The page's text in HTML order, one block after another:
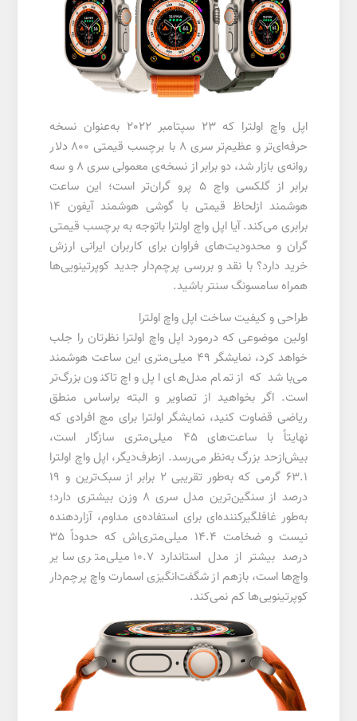
اپل واچ اولترا که 23 سپتامبر 2022 به‌عنوان نسخه
حرفه‌ای‌تر و عظیم‌تر سری 8 با برچسب قیمتی 800 دلار
روانه‌ی بازار شد، دو برابر از نسخه‌ی معمولی سری 8 و سه
برابر از گلکسی واچ 5 پرو گران‌تر است؛ این ساعت
هوشمند ازلحاظ قیمتی با گوشی هوشمند آیفون 14
برابری می‌کند. آیا اپل واچ اولترا با‌‌توجه‌‌ به برچسب قیمتی
گران و محدودیت‌های فراوان برای کاربران ایرانی ارزش
خرید دارد؟ با نقد و بررسی پرچم‌دار جدید کوپرتینویی‌ها
همراه سامسونگ سنتر باشید.
طراحی و کیفیت ساخت اپل واچ اولترا
اولین موضوعی که درمورد اپل واچ اولترا نظرتان را جلب
خواهد کرد، نمایشگر 49 میلی‌متری این ساعت هوشمند
می‌باشد که از تمام مدل‌های اپل واچ تاکنون بزرگ‌تر
است. اگر بخواهید از تصاویر و البته براساس منطق
ریاضی قضاوت کنید، نمایشگر اولترا برای مچ افرادی که
نهایتاً با ساعت‌های 45 میلی‌متری سازگار است،
بیش‌از‌حد بزرگ به‌نظر می‌رسد. ازطرف‌دیگر، اپل واچ اولترا
63.1 گرمی که به‌طور تقریبی 2 برابر از سبک‌ترین و 19
درصد از سنگین‌ترین مدل سری 8 وزن بیشتری دارد؛
به‌طور غافلگیرکننده‌ای برای استفاده‌ی مداوم، آزاردهنده
نیست و ضخامت 14.4 میلی‌متری‌اش که حدوداً 35
درصد بیشتر از مدل استاندارد 10.7 میلی‌متری سایر
واچ‌ها است، بازهم از شگفت‌انگیزی اسمارت واچ پرچم‌دار
کوپرتینویی‌ها کم نمی‌کند.